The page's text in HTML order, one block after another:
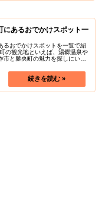
にあるおでかけスポット一
るおでかけスポットを一覧で紹
の観光地といえば、湯郷温泉や
市と勝央町の魅力を探しにいき